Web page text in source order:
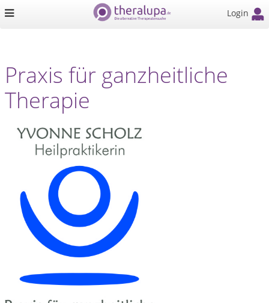
Login
Praxis für ganzheitliche
Therapie